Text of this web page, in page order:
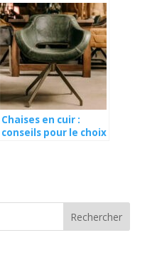
gazon ?
Chaises en cuir :
conseils pour le choix